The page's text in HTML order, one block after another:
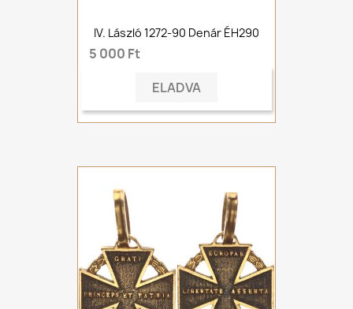
IV. László 1272-90 Denár ÉH290
5 000 Ft
ELADVA